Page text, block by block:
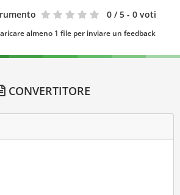
0 / 5 - 0 voti
almeno 1 file per inviare un feedback
CONVERTITORE